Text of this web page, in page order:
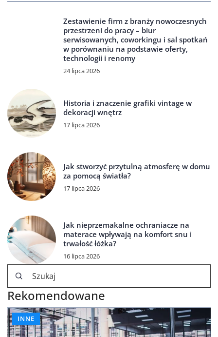
Zestawienie firm z branży nowoczesnych
przestrzeni do pracy – biur
serwisowanych, coworkingu i sal spotkań
w porównaniu na podstawie oferty,
technologii i renomy
24 lipca 2026
Historia i znaczenie grafiki vintage w
dekoracji wnętrz
17 lipca 2026
Jak stworzyć przytulną atmosferę w domu
za pomocą światła?
17 lipca 2026
Jak nieprzemakalne ochraniacze na
materace wpływają na komfort snu i
trwałość łóżka?
16 lipca 2026
Rekomendowane
INNE